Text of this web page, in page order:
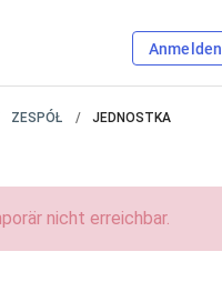
Anmelden
ZESPÓŁ JEDNOSTKA
nicht erreichbar.